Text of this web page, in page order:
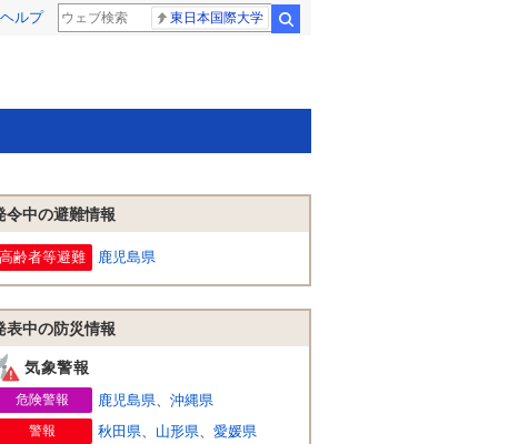
ヘルプ 東日本国際大学
令中の避難情報
高齢者等避難 鹿児島県
表中の防災情報
気象警報
危険警報 鹿児島県、 沖縄県
警報 秋田県、 山形県、 愛媛県